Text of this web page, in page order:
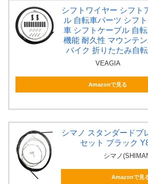
シフトワイヤー シフト
ル 自転車パーツ シフ
車 シフトケーブル 自
機能 耐久性 マウンテ
バイク 折りたたみ自
VEAGIA
Amazonで見る
シマノ スタンダードブ
セット ブラック
シマノ
Amazonで見